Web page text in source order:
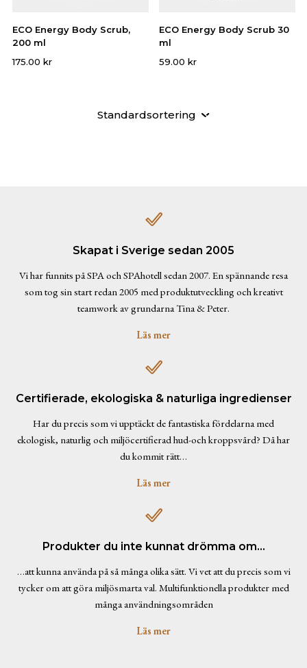
ECO Energy Body Scrub,
200 ml
175.00 kr
ECO Energy Body Scrub 30
ml
59.00 kr
Standardsortering
Skapat i Sverige sedan 2005
Vi har funnits på SPA och SPAhotell sedan 2007. En spännande resa
som tog sin start redan 2005 med produktutveckling och kreativt
teamwork av grundarna Tina & Peter.
Läs mer
Certifierade, ekologiska & naturliga ingredienser
Har du precis som vi upptäckt de fantastiska fördelarna med
ekologisk, naturlig och miljöcertifierad hud-och kroppsvård? Då har
du kommit rätt…
Läs mer
Produkter du inte kunnat drömma om…
…att kunna använda på så många olika sätt. Vi vet att du precis som vi
tycker om att göra miljösmarta val. Multifunktionella produkter med
många användningsområden
Läs mer